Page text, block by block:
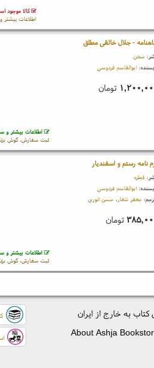
کالا موجود
اطلاعات بیشتر
- جلال خالقی مطلق
سخن
ابوالقاسم فردوسی
تومان
اطلاعات بیشتر و
ثبت سفارش، گوش
نامه رستم و اسفندیار
قطره
ابوالقاسم فردوسی
جعفر شعار ، حسن انوری
تومان
اطلاعات بیشتر و
ثبت سفارش، گوش
کتاب به خارج از ایران
About Ashja